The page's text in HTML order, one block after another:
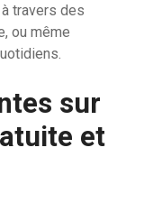
à travers des
ou même
sur
et